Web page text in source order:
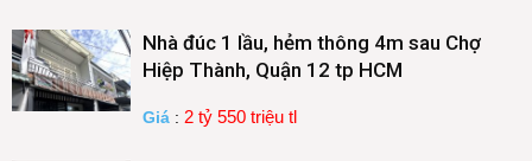
Nhà đúc 1 lầu, hẻm thông 4m sau Chợ
Hiệp Thành, Quận 12 tp HCM
Giá : 2 tỷ 550 triệu tl